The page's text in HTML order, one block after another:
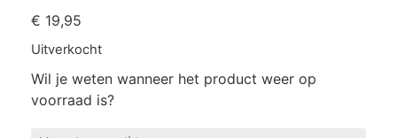
€ 19,95
Uitverkocht
Wil je weten wanneer het product weer op
voorraad is?